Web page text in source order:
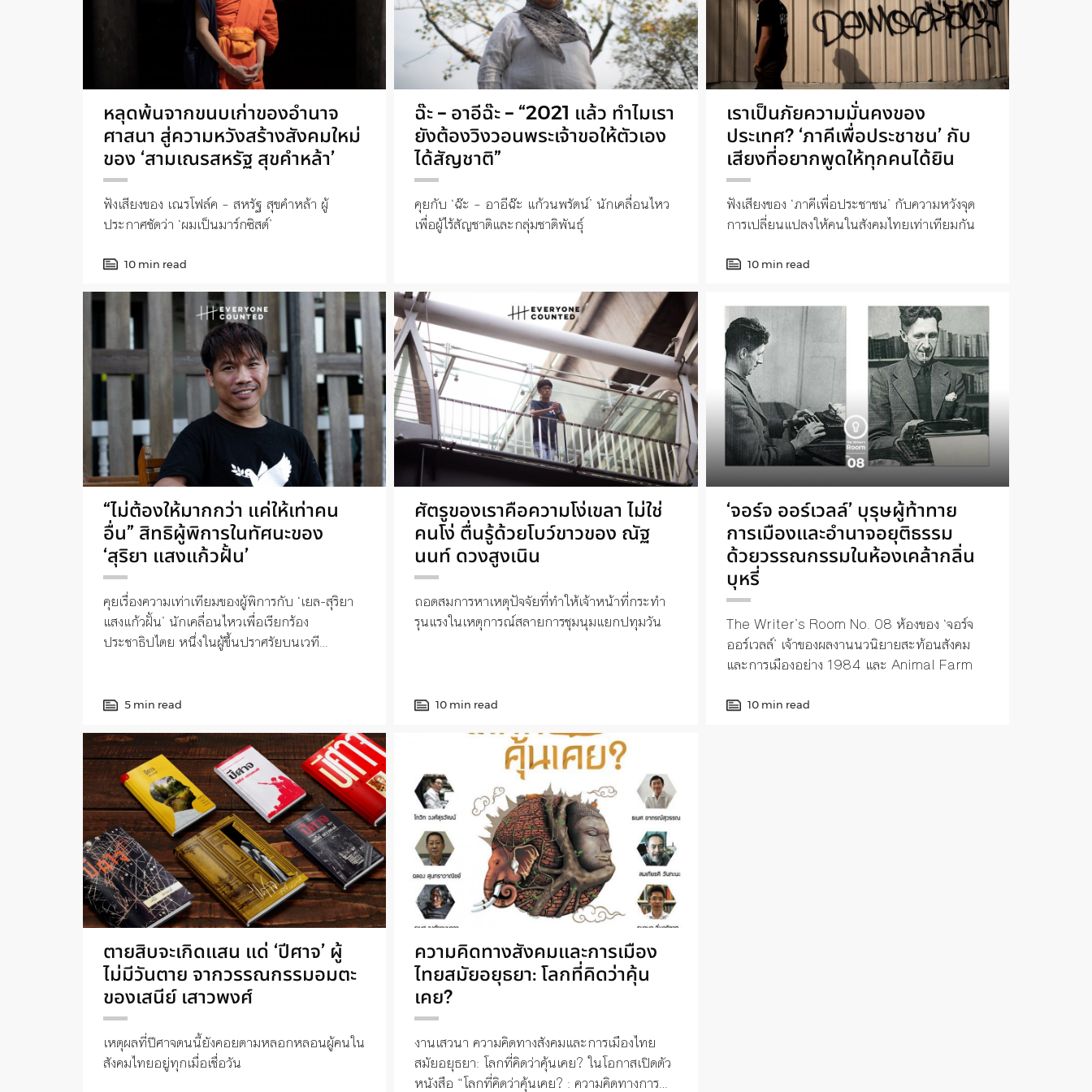
หลุดพ้นจากขนบเก่าของอำนาจ
ศาสนา สู่ความหวังสร้างสังคมใหม่
ของ ‘สามเณรสหรัฐ สุขคำหล้า’
ฟังเสียงของ เณรโฟล์ค – สหรัฐ สุขคำหล้า ผู้
ประกาศชัดว่า ‘ผมเป็นมาร์กซิสต์’
10 min read
ฉ๊ะ – อาอีฉ๊ะ – “2021 แล้ว ทำไมเรา
ยังต้องวิงวอนพระเจ้าขอให้ตัวเอง
ได้สัญชาติ”
คุยกับ ‘ฉ๊ะ – อาอีฉ๊ะ แก้วนพรัตน์’ นักเคลื่อนไหว
เพื่อผู้ไร้สัญชาติและกลุ่มชาติพันธุ์
เราเป็นภัยความมั่นคงของ
ประเทศ? ‘ภาคีเพื่อประชาชน’ กับ
เสียงที่อยากพูดให้ทุกคนได้ยิน
ฟังเสียงของ ‘ภาคีเพื่อประชาชน’ กับความหวังจุด
การเปลี่ยนแปลงให้คนในสังคมไทยเท่าเทียมกัน
10 min read
“ไม่ต้องให้มากกว่า แค่ให้เท่าคน
อื่น” สิทธิผู้พิการในทัศนะของ
‘สุริยา แสงแก้วฝั้น’
คุยเรื่องความเท่าเทียมของผู้พิการกับ ‘เยล-สุริยา
แสงแก้วฝั้น’ นักเคลื่อนไหวเพื่อเรียกร้อง
ประชาธิปไตย หนึ่งในผู้ขึ้นปราศรัยบนเวที
5 min read
ศัตรูของเราคือความโง่เขลา ไม่ใช่
คนโง่ ตื่นรู้ด้วยโบว์ขาวของ ณัฐ
นนท์ ดวงสูงเนิน
ถอดสมการหาเหตุปัจจัยที่ทำให้เจ้าหน้าที่กระทำ
รุนแรงในเหตุการณ์สลายการชุมนุมแยกปทุมวัน
10 min read
‘จอร์จ ออร์เวลล์’ บุรุษผู้ท้าทาย
การเมืองและอำนาจอยุติธรรม
ด้วยวรรณกรรมในห้องเคล้ากลิ่น
บุหรี่
The Writer’s Room No. 08 ห้องของ ‘จอร์จ
ออร์เวลล์’ เจ้าของผลงานนวนิยายสะท้อนสังคม
และการเมืองอย่าง 1984 และ Animal Farm
10 min read
ตายสิบจะเกิดแสน แด่ ‘ปีศาจ’ ผู้
ไม่มีวันตาย จากวรรณกรรมอมตะ
ของเสนีย์ เสาวพงศ์
เหตุผลที่ปีศาจตนนี้ยังคอยตามหลอกหลอนผู้คนใน
สังคมไทยอยู่ทุกเมื่อเชื่อวัน
ความคิดทางสังคมและการเมือง
ไทยสมัยอยุธยา: โลกที่คิดว่าคุ้น
เคย?
งานเสวนา ความคิดทางสังคมและการเมืองไทย
สมัยอยุธยา: โลกที่คิดว่าคุ้นเคย? ในโอกาสเปิดตัว
หนังสือ “โลกที่คิดว่าคุ้นเคย? : ความคิดทางการ